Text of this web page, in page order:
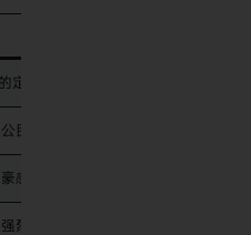
定义，让更多孩子看到自己家庭的影
民意识、社区归属感和对世界运作方
感，为拉丁裔儿童提供正面代表，同
烈共鸣，认识到好奇、犯错和总结反